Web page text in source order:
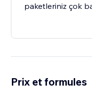
paketleriniz çok
Prix et formules